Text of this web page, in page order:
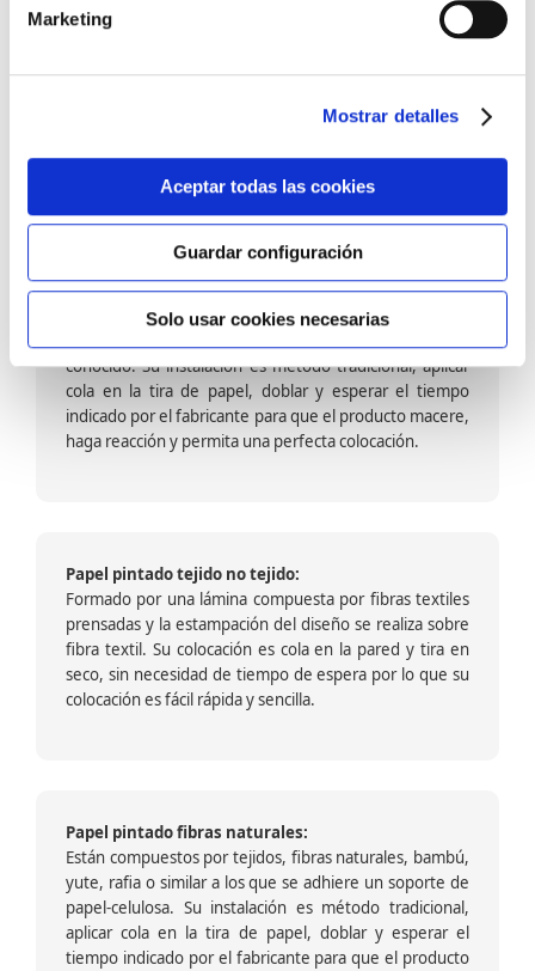
Marketing
Mostrar detalles
Aceptar todas las cookies
Guardar configuración
Solo usar cookies necesarias
barniz multiadherente en base agua. En zonas de
fuegos, se recomienda proteger con placas, silestone,
dado que el frotar en exceso dañaría el papel. Su
colocación es cola en la pared y tira en seco, sin
colocación es fácil rápida y sencilla.
Papel pintado calidad papel:
Formado por una capa de papel sobre un soporte de
conocido. Su instalación es método tradicional, aplicar
cola en la tira de papel, doblar y esperar el tiempo
indicado por el fabricante para que el producto macere,
haga reacción y permita una perfecta colocación.
Papel pintado tejido no tejido:
Formado por una lámina compuesta por fibras textiles
prensadas y la estampación del diseño se realiza sobre
fibra textil. Su colocación es cola en la pared y tira en
seco, sin necesidad de tiempo de espera por lo que su
colocación es fácil rápida y sencilla.
Papel pintado fibras naturales:
Están compuestos por tejidos, fibras naturales, bambú,
yute, rafia o similar a los que se adhiere un soporte de
papel-celulosa. Su instalación es método tradicional,
aplicar cola en la tira de papel, doblar y esperar el
tiempo indicado por el fabricante para que el producto